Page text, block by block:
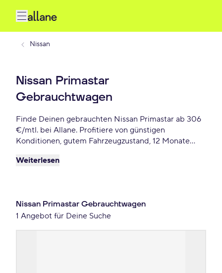
Nissan
Nissan Primastar
Gebrauchtwagen
Finde Deinen gebrauchten Nissan Primastar ab 306
€/mtl. bei Allane. Profitiere von günstigen
Konditionen, gutem Fahrzeugzustand, 12 Monate
Vorteile. Reserviere Dir Deinen Wunsch-Nissan
Weiterlesen
Nissan Primastar Gebrauchtwagen
1 Angebot für Deine Suche